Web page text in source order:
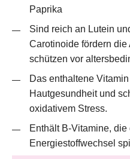
Paprika
Sind reich an Lutein
Carotinoide fördern
schützen vor
Das enthaltene
Hautgesundheit und
oxidativem Stress.
Enthält B-Vitamine,
Energiestoffwechsel